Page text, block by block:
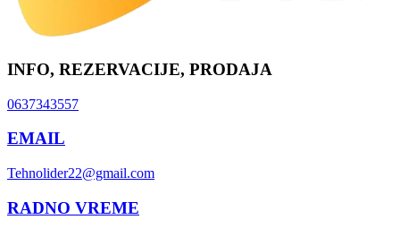
INFO, REZERVACIJE, PRODAJA
0637343557
EMAIL
Tehnolider22@gmail.com
RADNO VREME